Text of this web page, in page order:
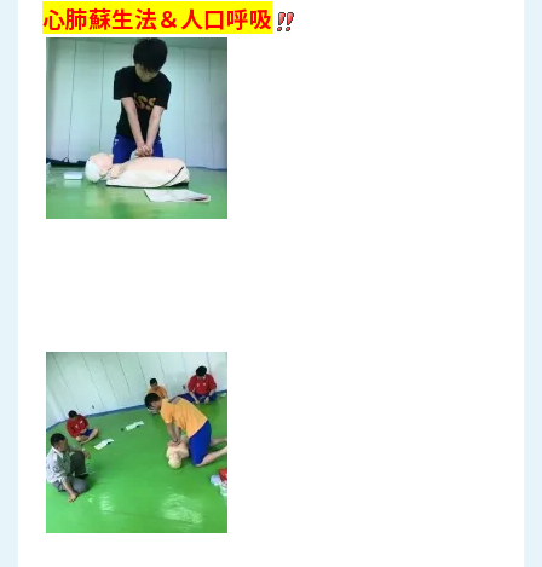
心肺蘇生法＆人口呼吸